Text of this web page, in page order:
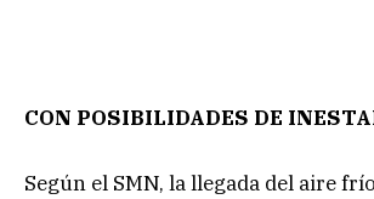
CON POSIBILIDADES DE
Según el SMN, la llegada del aire